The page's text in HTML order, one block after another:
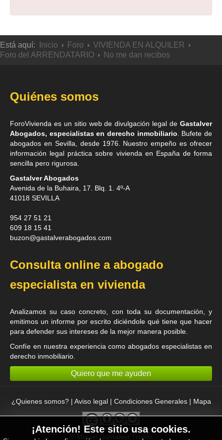
¡Atención! Este sitio usa cookies.
Está aquí: Inicio Foro
VIVIENDA EN ALQUILER
Foro del ARRENDATARIO
No me dan recibos
Quiénes somos
ForoVivienda es un sitio web de divulgación legal de Gastalver
Abogados, especialistas en derecho inmobiliario . Bufete de
abogados en Sevilla , desde 1976. Nuestro empeño es ofrecer
información legal práctica sobre vivienda en España de forma
sencilla pero rigurosa.
Gastalver Abogados
Avenida de la Buhaira, 17. Blq. 1. 4º-A
41018 SEVILLA
954 27 51 21
609 18 15 41
buzon@gastalverabogados.com
Consulta online a abogado
especialista en vivienda
Analizamos su caso concreto, con toda su documentación, y
emitimos un informe por escrito diciéndole qué tiene que hacer
para defender sus intereses de la mejor manera posible.
Confíe en nuestra experiencia comoabogados especialistas en
derecho inmobiliario
Quiero que me ayuden
¿Quienes somos?| Aviso legal| Condiciones Generales| Mapa